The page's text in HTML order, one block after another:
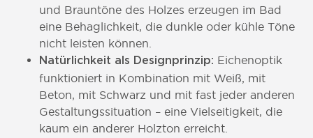
und Brauntöne des Holzes erzeugen im Bad
eine Behaglichkeit, die dunkle oder kühle Töne
nicht leisten können.
Natürlichkeit als Designprinzip: Eichenoptik
funktioniert in Kombination mit Weiß, mit
Beton, mit Schwarz und mit fast jeder anderen
Gestaltungssituation – eine Vielseitigkeit, die
kaum ein anderer Holzton erreicht.